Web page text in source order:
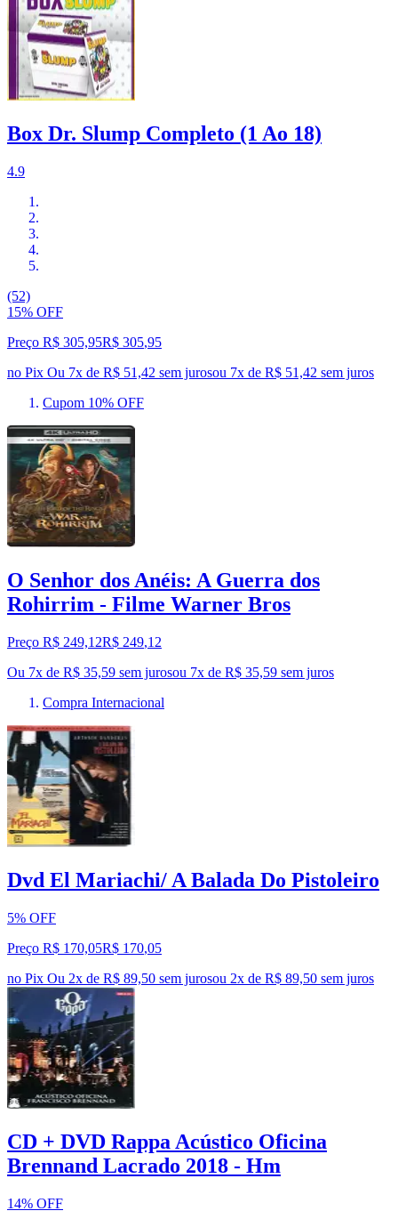
Box Dr. Slump Completo (1 Ao 18)
4.9
(52)
15% OFF
Preço R$ 305,95R$ 305,95
no Pix Ou 7x de R$ 51,42 sem jurosou 7x de R$ 51,42 sem juros
Cupom 10% OFF
O Senhor dos Anéis: A Guerra dos
Rohirrim - Filme Warner Bros
Preço R$ 249,12R$ 249,12
Ou 7x de R$ 35,59 sem jurosou 7x de R$ 35,59 sem juros
Compra Internacional
Dvd El Mariachi/ A Balada Do Pistoleiro
5% OFF
Preço R$ 170,05R$ 170,05
no Pix Ou 2x de R$ 89,50 sem jurosou 2x de R$ 89,50 sem juros
CD + DVD Rappa Acústico Oficina
Brennand Lacrado 2018 - Hm
14% OFF